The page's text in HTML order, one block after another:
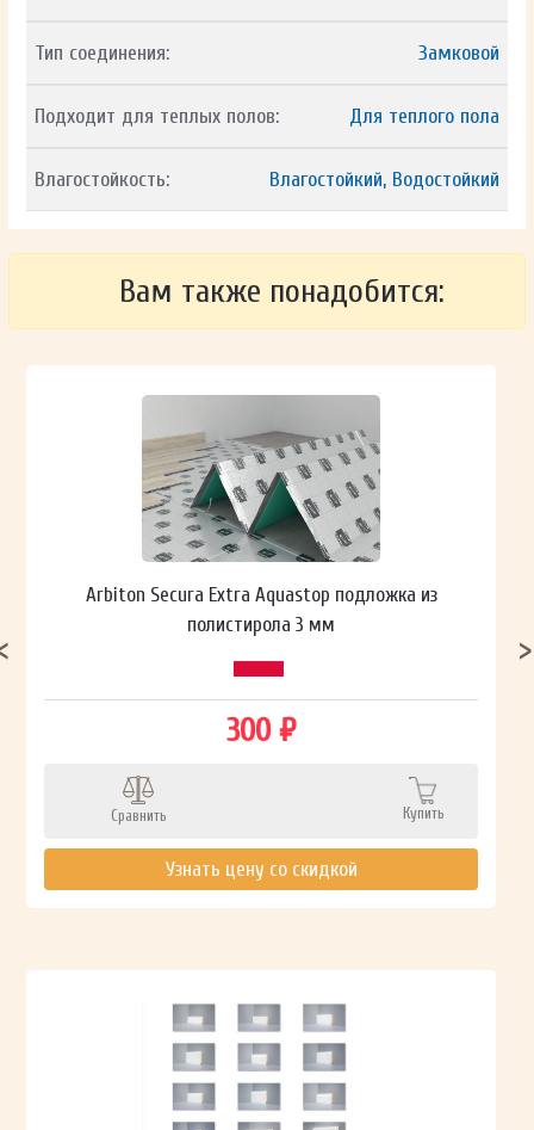
Тип соединения: Замковой
Подходит для теплых полов: Для теплого пола
Влагостойкость: Влагостойкий, Водостойкий
Вам также понадобится:
Arbiton Secura Extra Aquastop подложка из
полистирола 3 мм
300 ₽
Сравнить Купить
Узнать цену со скидкой